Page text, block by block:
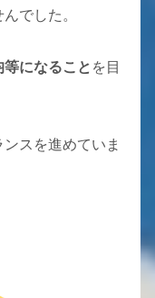
でした。
になること を目
スを進めていま